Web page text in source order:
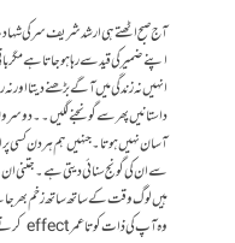
آج صبح اٹھتے ہی ارشد شریف سر کی
اپنے ضمیر کی قید سے رہا ہو جاتا ہے
انہیں نہ زندگی میں آگے بڑھنے دیتا
داستانیں پھر سے گونجنے لگیں۔۔
آسان نہیں ہوتا ۔جنہیں ہم ہر دن کسی
سے ان کی گونج سنائی دیتی ہے۔جتنی
ہیں لوگ وقت کے ساتھ ساتھ زخم بھر
وہ آپ کی ذات کو تا عمر effect کرتے.